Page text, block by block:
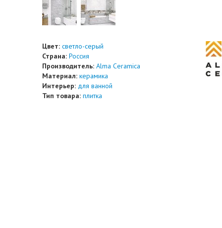
Цвет: светло-серый
Страна: Россия
Производитель: Alma Ceramica
Материал: керамика
Интерьер: для ванной
Тип товара: плитка